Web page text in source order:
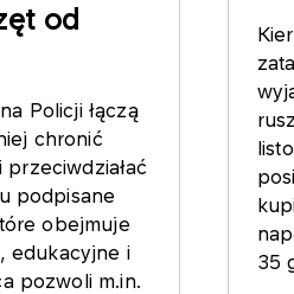
od
Policji łączą
chronić
podpisane
obejmuje
edukacyjne i
pozwoli m.in.
35